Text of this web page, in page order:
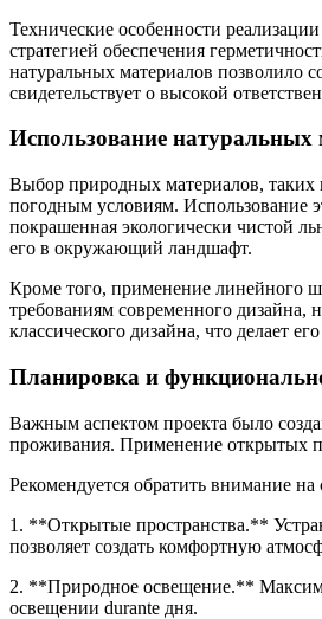
Технические особенности
стратегией обеспечения
натуральных материалов позволило
свидетельствует о высокой
Использование натуральных
Выбор природных материалов, таких
погодным условиям. Использование
покрашенная экологически чистой
его в окружающий ландшафт.
Кроме того, применение линейного
требованиям современного дизайна,
классического дизайна, что делает
Планировка и
Важным аспектом проекта было
проживания. Применение открытых
Рекомендуется обратить внимание
1. **Открытые пространства.**
позволяет создать комфортную
2. **Природное освещение.**
освещении durante дня.